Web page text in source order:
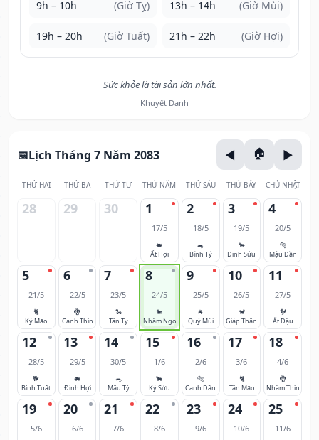
9h – 10h (Giờ Tỵ) 13h – 14h (Giờ Mùi)
19h – 20h (Giờ Tuất) 21h – 22h (Giờ Hợi)
Sức khỏe là tài sản lớn nhất.
— Khuyết Danh
Lịch Tháng 7 Năm 2083
THỨ HAI THỨ BA THỨ TƯ THỨ NĂM THỨ SÁU THỨ BẢY CHỦ NHẬT
28 29 30 1
17/5
🐖
Ất Hợi
2
18/5
🐀
Bính Tý
3
19/5
🐂
Đinh Sửu
4
20/5
🐅
Mậu Dần
5
21/5
🐈
Kỷ Mão
6
22/5
🐉
Canh Thìn
7
23/5
🐍
Tân Tỵ
8
24/5
🐎
Nhâm Ngọ
9
25/5
🐐
Quý Mùi
10
26/5
🐒
Giáp Thân
11
27/5
🐓
Ất Dậu
12
28/5
🐕
Bính Tuất
13
29/5
🐖
Đinh Hợi
14
30/5
🐀
Mậu Tý
15
1/6
🐂
Kỷ Sửu
16
2/6
🐅
Canh Dần
17
3/6
🐈
Tân Mão
18
4/6
🐉
Nhâm Thìn
19
5/6
20
6/6
21
7/6
22
8/6
23
9/6
24
10/6
25
11/6